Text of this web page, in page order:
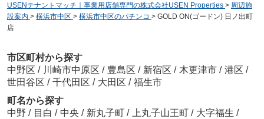
USENテナントマッチ｜事業用店舗専門の株式会社USEN Properties > 周辺施
設案内 > 横浜市中区 > 横浜市中区のパチンコ > GOLD ON(ゴードン) 日ノ出町
店
市区町村から探す
中野区 / 川崎市中原区 / 豊島区 / 新宿区 / 木更津市 / 港区 /
世田谷区 / 千代田区 / 大田区 / 福生市
町名から探す
中野 / 目白 / 中央 / 新丸子町 / 上丸子山王町 / 大字福生 /